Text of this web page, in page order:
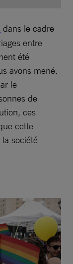
dans le cadre
entre
été
avons mené.
le
de
ces
cette
société